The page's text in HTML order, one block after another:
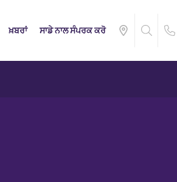
ਖ਼ਬਰਾਂ ਸਾਡੇ ਨਾਲ ਸੰਪਰਕ ਕਰੋ